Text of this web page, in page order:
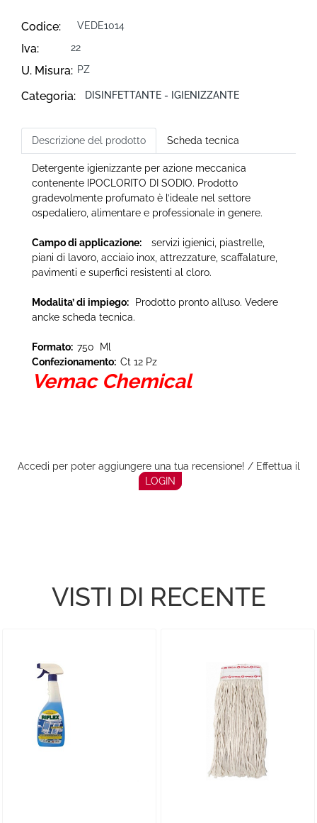
Codice: VEDE1014
Iva: 22
U. Misura: PZ
Categoria: DISINFETTANTE - IGIENIZZANTE
Descrizione del prodotto Scheda tecnica
Detergente igienizzante per azione meccanica
contenente IPOCLORITO DI SODIO. Prodotto
gradevolmente profumato è l’ideale nel settore
ospedaliero, alimentare e professionale in genere.
Campo di applicazione:
servizi igienici, piastrelle,
piani di lavoro, acciaio inox, attrezzature, scaffalature,
pavimenti e superfici resistenti al cloro.
Modalita’ di impiego:
Prodotto pronto all’uso. Vedere
ancke scheda tecnica.
Formato: 750 Ml
Confezionamento: Ct 12 Pz
Vemac Chemical
Accedi per poter aggiungere una tua recensione! / Effettua il
LOGIN
VISTI DI RECENTE